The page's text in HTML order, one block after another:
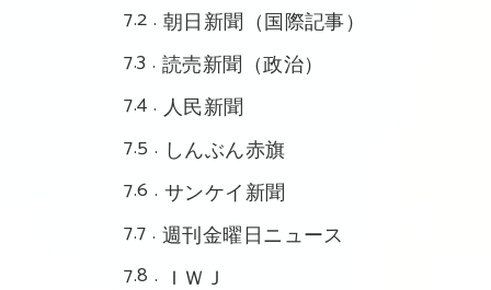
7.2 朝日新聞（国際記事）
7.3 読売新聞（政治）
7.4 人民新聞
7.5 しんぶん赤旗
7.6 サンケイ新聞
7.7 週刊金曜日ニュース
7.8 ＩＷＪ